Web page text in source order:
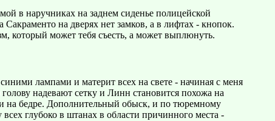
в наручниках на заднем сиденье полицейской
на дверях нет замков, а в лифтах - кнопок.
который может тебя съесть, а может выплюнуть.
лампами и материт всех на свете - начиная с меня
надевают сетку и Линн становится похожа на
на бедре. Дополнительный обыск, и по тюремному
глубоко в штанах в области причинного места -